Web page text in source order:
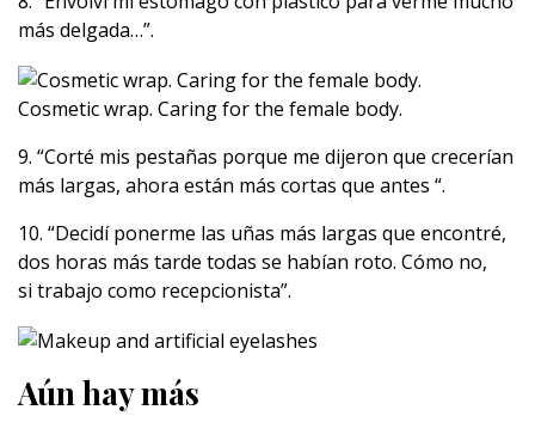
más delgada…”.
Cosmetic wrap. Caring for the female body.
9. “Corté mis pestañas porque me dijeron que crecerían
más largas, ahora están más cortas que antes “.
10. “Decidí ponerme las uñas más largas que encontré,
dos horas más tarde todas se habían roto. Cómo no,
si trabajo como recepcionista”.
Aún hay más